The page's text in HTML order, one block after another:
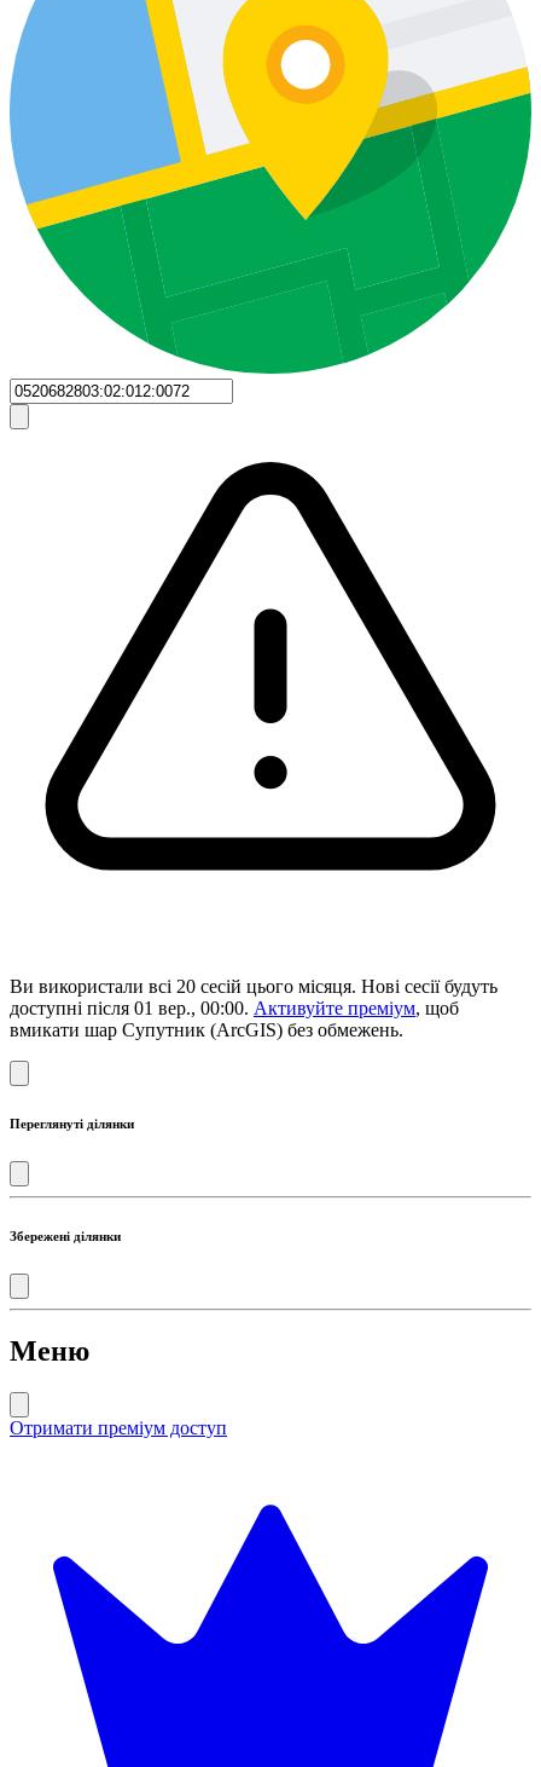
Ви використали всі 20 сесій цього місяця. Нові сесії будуть
доступні після 01 вер., 00:00. Активуйте преміум, щоб
вмикати шар Супутник (ArcGIS) без обмежень.
Переглянуті ділянки
Збережені ділянки
Меню
Отримати преміум доступ